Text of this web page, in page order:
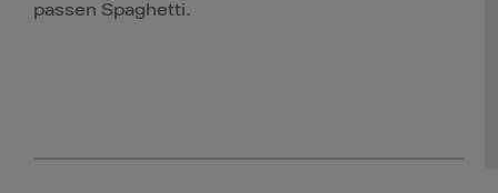
passen Spaghetti.